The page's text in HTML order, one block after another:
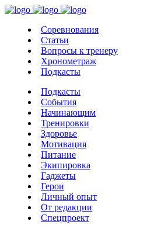
Соревнования
Статьи
Вопросы к тренеру
Хронометраж
Подкасты
Подкасты
События
Начинающим
Тренировки
Здоровье
Мотивация
Питание
Экипировка
Гаджеты
Герои
Личный опыт
От редакции
Спецпроект